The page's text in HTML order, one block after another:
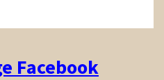
Facebook